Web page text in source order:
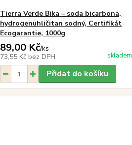
Tierra Verde Bika – soda bicarbona,
hydrogenuhličitan sodný, Certifikát
Ecogarantie, 1000g
89,00 Kč/ks
73,55 Kč bez DPH skladem
Přidat do košíku